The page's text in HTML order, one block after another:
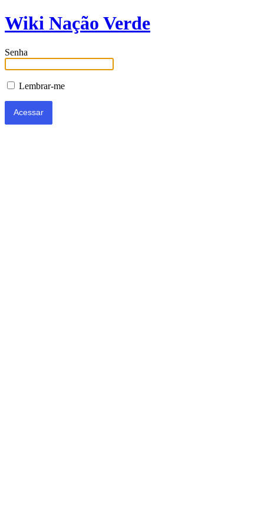
Wiki Nação Verde
Senha
Lembrar-me